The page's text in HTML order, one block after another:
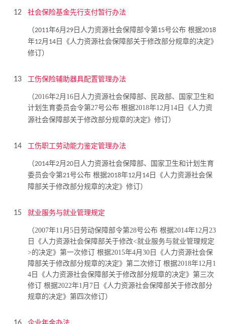
12 社会保险基金先行支付暂行办法
（2011年6月 29 日人力资源社会保障部令第15号公布 根据2018
年12月 14 日《人力资源社会保障部关于修改部分规章的决定》
修订）
13 工伤保险辅助器具配置管理办法
（2016年2月16日人力资源社会保障部、民政部、国家卫生和
计划生育委员会令第27号公布 根据2018年12月14日《人力资
源社会保障部关于修改部分规章的决定》修订）
14 工伤职工劳动能力鉴定管理办法
（2014年2月 20 日人力资源社会保障部、国家卫生和计划生育
委员会令第21号公布 根据2018年12月 14 日《人力资源社会保
障部关于修改部分规章的决定》修订）
15 就业服务与就业管理规定
（2007年11月5日劳动保障部令第28号公布 根据2014年12月23
日《人力资源社会保障部关于修改<就业服务与就业管理规定
>的决定》第一次修订 根据2015年4月30日《人力资源社会保
障部关于修改部分规章的决定》第二次修订 根据2018年12月1
4日《人力资源社会保障部关于修改部分规章的决定》第三次
修订 根据2022年1月7日《人力资源社会保障部关于修改部分
规章的决定》第四次修订）
企业年金办法